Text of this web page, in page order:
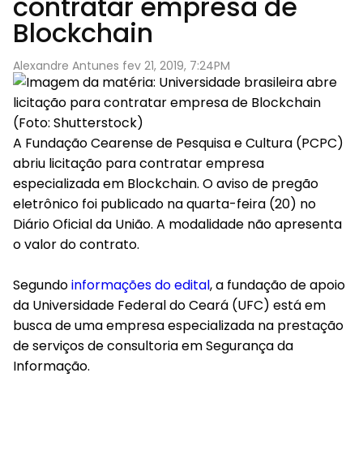
Blockchain
Alexandre Antunes fev 21, 2019, 7:24PM
(Foto: Shutterstock)
A Fundação Cearense de Pesquisa e Cultura (PCPC)
abriu licitação para contratar empresa
especializada em Blockchain. O aviso de pregão
eletrônico foi publicado na quarta-feira (20) no
Diário Oficial da União. A modalidade não apresenta
o valor do contrato.
Segundoinformações do edital, a fundação de apoio
da Universidade Federal do Ceará (UFC) está em
busca de uma empresa especializada na prestação
de serviços de consultoria em Segurança da
Informação.